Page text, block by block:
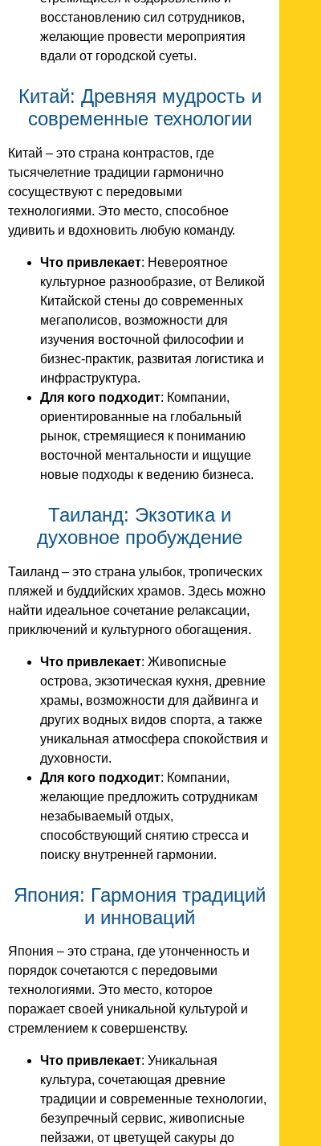
восстановлению сил сотрудников,
желающие провести мероприятия
вдали от городской суеты.
Китай: Древняя мудрость и
современные технологии
Китай – это страна контрастов, где
тысячелетние традиции гармонично
сосуществуют с передовыми
технологиями. Это место, способное
удивить и вдохновить любую команду.
Что привлекает: Невероятное
культурное разнообразие, от Великой
Китайской стены до современных
мегаполисов, возможности для
изучения восточной философии и
бизнес-практик, развитая логистика и
инфраструктура.
Для кого подходит: Компании,
ориентированные на глобальный
рынок, стремящиеся к пониманию
восточной ментальности и ищущие
новые подходы к ведению бизнеса.
Таиланд: Экзотика и
духовное пробуждение
Таиланд – это страна улыбок, тропических
пляжей и буддийских храмов. Здесь можно
найти идеальное сочетание релаксации,
приключений и культурного обогащения.
Что привлекает: Живописные
острова, экзотическая кухня, древние
храмы, возможности для дайвинга и
других водных видов спорта, а также
уникальная атмосфера спокойствия и
духовности.
Для кого подходит: Компании,
желающие предложить сотрудникам
незабываемый отдых,
способствующий снятию стресса и
поиску внутренней гармонии.
Япония: Гармония традиций
и инноваций
Япония – это страна, где утонченность и
порядок сочетаются с передовыми
технологиями. Это место, которое
поражает своей уникальной культурой и
стремлением к совершенству.
Что привлекает: Уникальная
культура, сочетающая древние
традиции и современные технологии,
безупречный сервис, живописные
пейзажи, от цветущей сакуры до